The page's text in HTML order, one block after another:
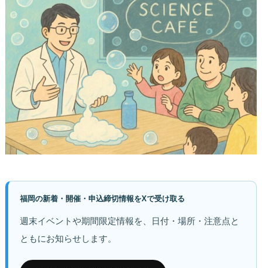
福岡の新着・開催・申込締切情報をXで受け取る
週末イベントや期間限定情報を、日付・場所・注意点と
ともにお知らせします。